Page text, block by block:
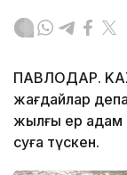
ПАВЛОДАР.
жағдайлар
жылғы ер адам
суға түскен.